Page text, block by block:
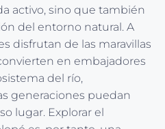
activo, sino que también
del entorno natural. A
disfrutan de las maravillas
en embajadores
del río,
generaciones puedan
lugar. Explorar el